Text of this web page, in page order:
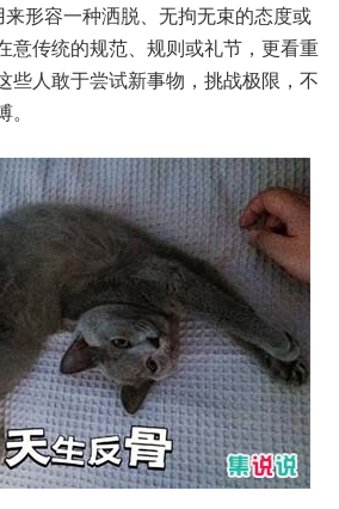
来形容一种洒脱、无拘无束的态度或
意传统的规范、规则或礼节，更看重
些人敢于尝试新事物，挑战极限，不